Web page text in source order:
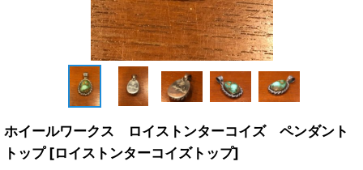
ホイールワークス ロイストンターコイズ ペンダント
トップ [ロイストンターコイズトップ]